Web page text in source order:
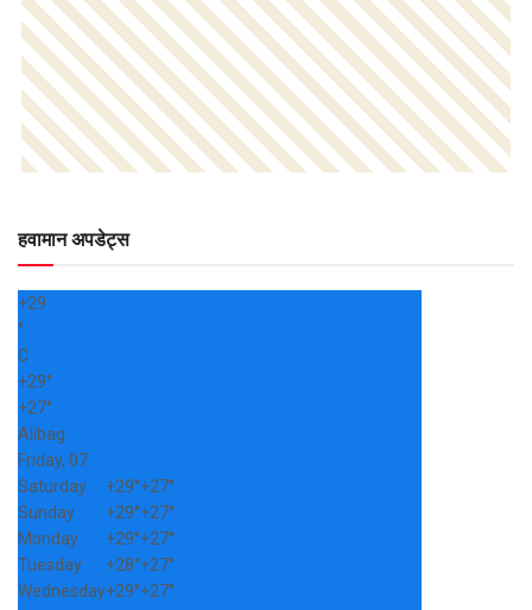
हवामान अपडेट्स
+29
°
C
+29°
+27°
Alibag
Friday, 07
Saturday
+29°+27°
Sunday
+29°+27°
Monday
+29°+27°
Tuesday
+28°+27°
Wednesday+29°+27°